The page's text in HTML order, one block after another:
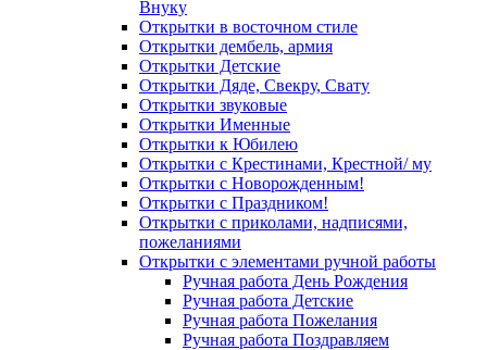
Внуку
Открытки в восточном стиле
Открытки дембель, армия
Открытки Детские
Открытки Дяде, Свекру, Свату
Открытки звуковые
Открытки Именные
Открытки к Юбилею
Открытки с Крестинами, Крестной/ му
Открытки с Новорожденным!
Открытки с Праздником!
Открытки с приколами, надписями,
пожеланиями
Открытки с элементами ручной работы
Ручная работа День Рождения
Ручная работа Детские
Ручная работа Пожелания
Ручная работа Поздравляем